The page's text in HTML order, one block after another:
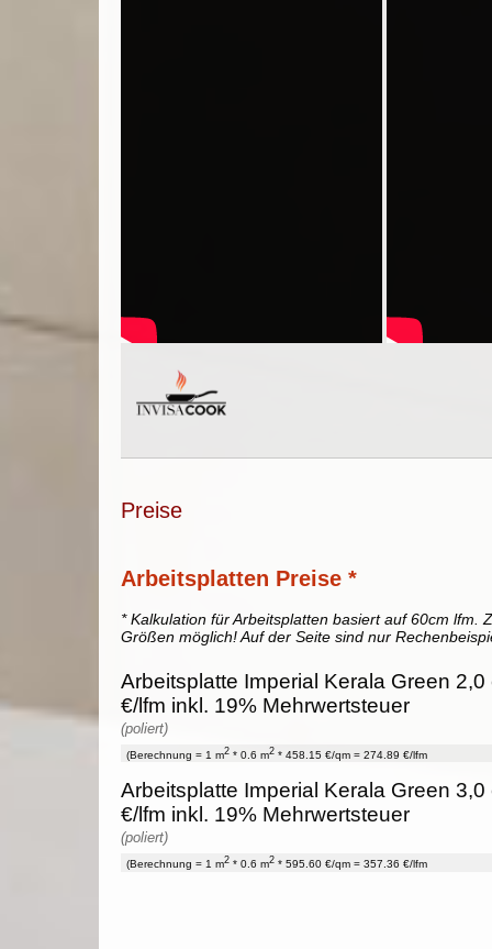
Preise
Arbeitsplatten Preise *
* Kalkulation für Arbeitsplatten basiert auf 60cm lfm.
Größen möglich! Auf der Seite sind nur
Arbeitsplatte Imperial Kerala Green
€/lfm inkl. 19% Mehrwertsteuer
(poliert)
(Berechnung = 1 m2 * 0.6 m2 * 458.15 €/qm = 274.89 €/lfm
Arbeitsplatte Imperial Kerala Green
€/lfm inkl. 19% Mehrwertsteuer
(poliert)
(Berechnung = 1 m2 * 0.6 m2 * 595.60 €/qm = 357.36 €/lfm